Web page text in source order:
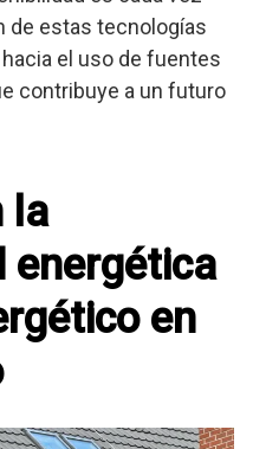
de estas tecnologías
el uso de fuentes
contribuye a un futuro
la
energética
en